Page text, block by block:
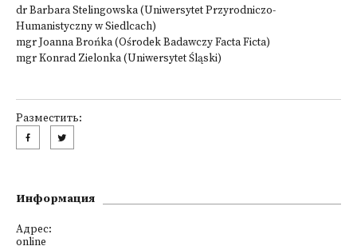
dr Barbara Stelingowska (Uniwersytet Przyrodniczo-
Humanistyczny w Siedlcach)
mgr Joanna Brońka (Ośrodek Badawczy Facta Ficta)
mgr Konrad Zielonka (Uniwersytet Śląski)
Разместить:
Информация
Адрес:
online